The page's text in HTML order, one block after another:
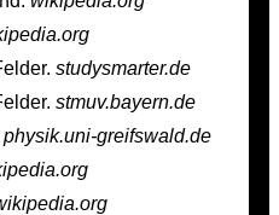
studysmarter.de
stmuv.bayern.de
physik.uni-greifswald.de